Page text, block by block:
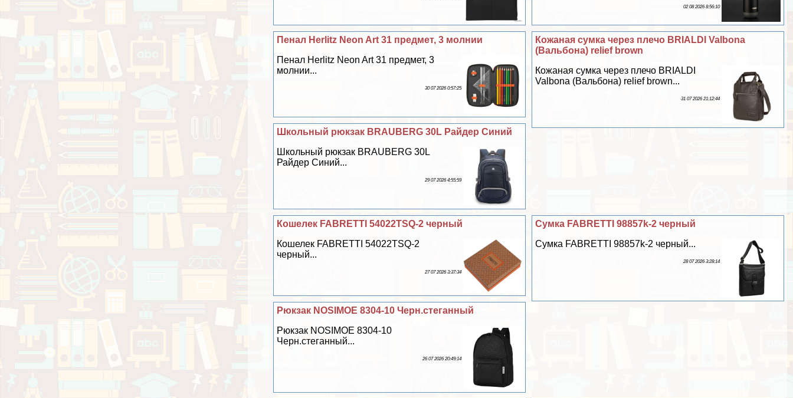
02 08 2026 8:56:10
Кожаная сумка через плечо BRIALDI Valbona
(Вальбона) relief brown
Кожаная сумка через плечо BRIALDI
Valbona (Вальбона) relief brown...
31 07 2026 21:12:44
Пенал Herlitz Neon Art 31 предмет, 3 молнии
Пенал Herlitz Neon Art 31 предмет, 3
молнии...
30 07 2026 0:57:25
Школьный рюкзак BRAUBERG 30L Райдер Синий
Школьный рюкзак BRAUBERG 30L
Райдер Синий...
29 07 2026 4:55:59
Сумка FABRETTI 98857k-2 черный
Сумка FABRETTI 98857k-2 черный...
28 07 2026 3:28:14
Кошелек FABRETTI 54022TSQ-2 черный
Кошелек FABRETTI 54022TSQ-2
черный...
27 07 2026 3:37:34
Рюкзак NOSIMOE 8304-10 Черн.стеганный
Рюкзак NOSIMOE 8304-10
Черн.стеганный...
26 07 2026 20:49:14